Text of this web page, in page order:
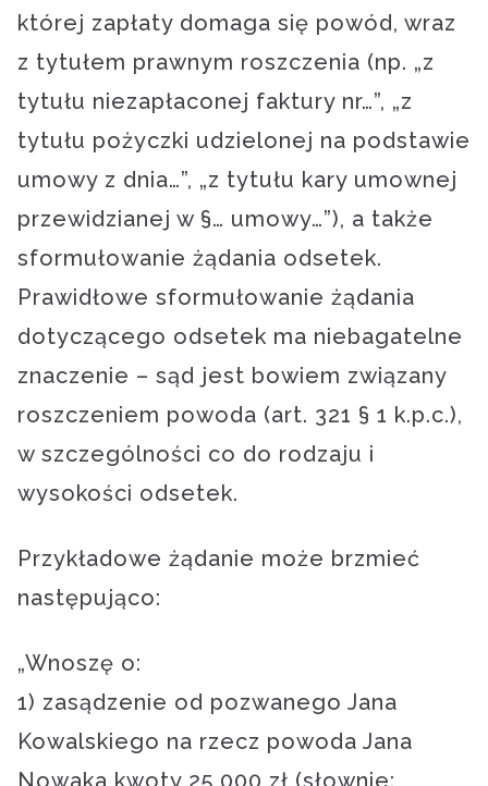
której zapłaty domaga się powód, wraz
z tytułem prawnym roszczenia (np. „z
tytułu niezapłaconej faktury nr…”, „z
tytułu pożyczki udzielonej na podstawie
umowy z dnia…”, „z tytułu kary umownej
przewidzianej w §… umowy…”), a także
sformułowanie żądania odsetek.
Prawidłowe sformułowanie żądania
dotyczącego odsetek ma niebagatelne
znaczenie – sąd jest bowiem związany
roszczeniem powoda (art. 321 § 1 k.p.c.),
w szczególności co do rodzaju i
wysokości odsetek.
Przykładowe żądanie może brzmieć
następująco:
„Wnoszę o:
1) zasądzenie od pozwanego Jana
Kowalskiego na rzecz powoda Jana
Nowaka kwoty 25 000 zł (słownie: